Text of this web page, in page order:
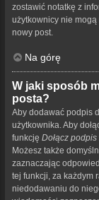
zostawić notatkę z
użytkownicy nie mogą
nowy post.
Na górę
W jaki sposób
posta?
Aby dodawać podpis
użytkownika. Aby
funkcję Dołącz podpis
Możesz także
zaznaczając
tej funkcji, za każdym
niedodawaniu do